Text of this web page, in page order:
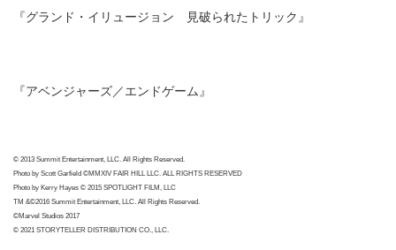
『グランド・イリュージョン 見破られたトリック』
『アベンジャーズ／エンドゲーム』
© 2013 Summit Entertainment, LLC. All Rights Reserved.
Photo by Scott Garfield ©MMXIV FAIR HILL LLC. ALL RIGHTS RESERVED
Photo by Kerry Hayes © 2015 SPOTLIGHT FILM, LLC
TM &©2016 Summit Entertainment, LLC. All Rights Reserved.
©Marvel Studios 2017
© 2021 STORYTELLER DISTRIBUTION CO., LLC.